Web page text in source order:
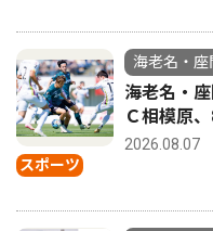
スポーツ
海老名・座
海老名・
Ｃ相模原
2026.08.07